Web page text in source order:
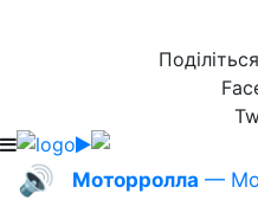
🔊 Моторролла —